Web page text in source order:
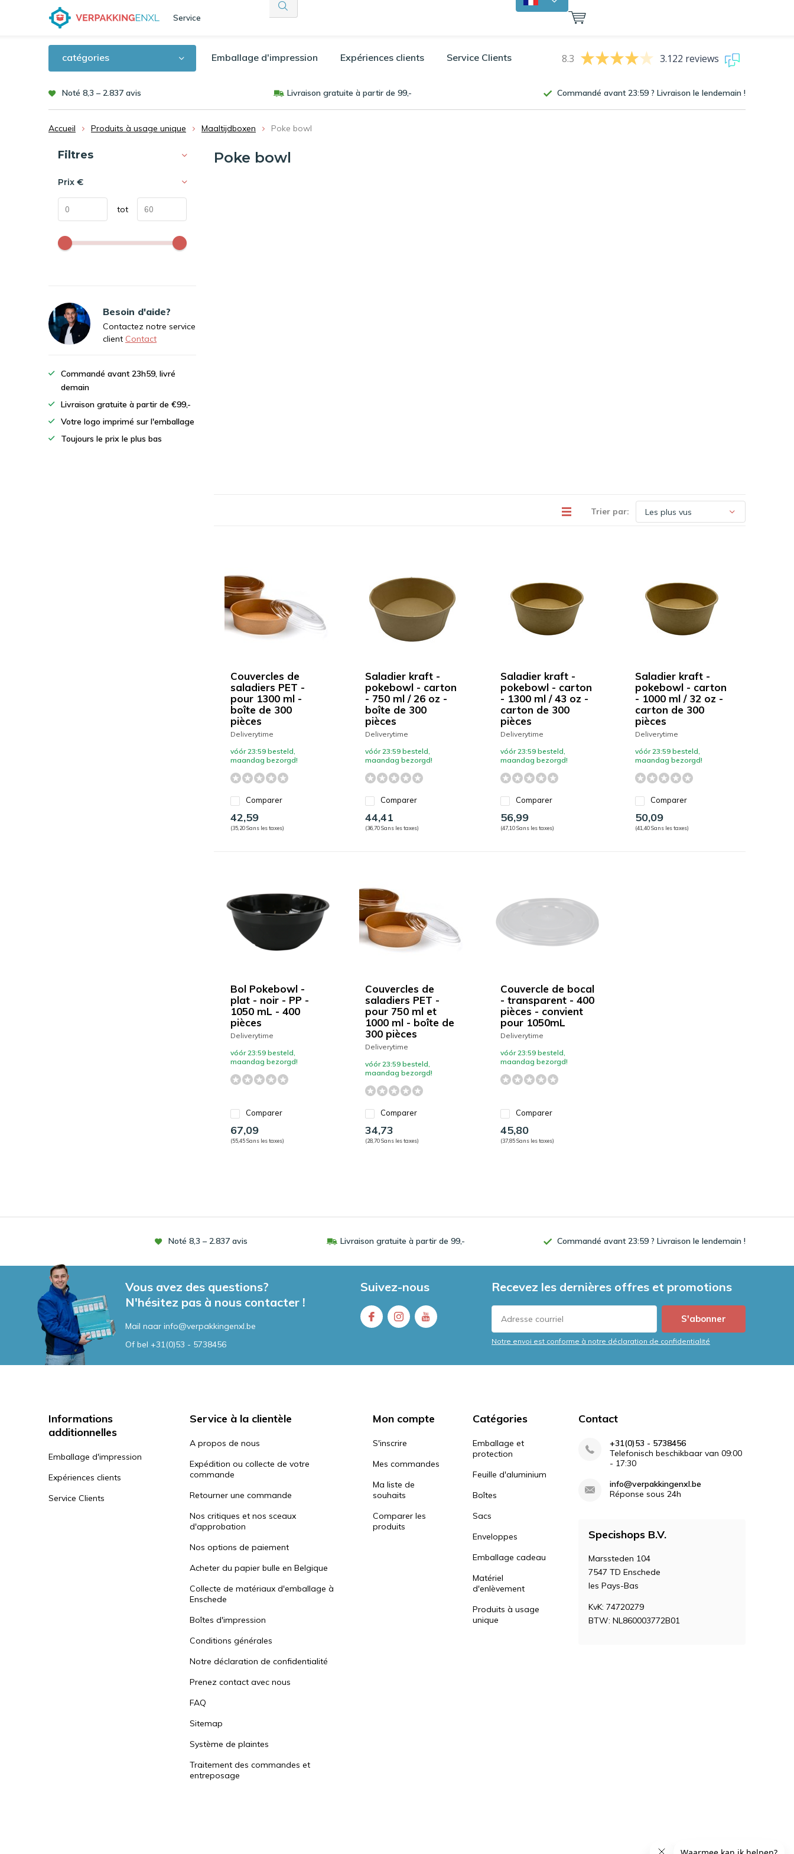
Service
catégories Emballage d'impression Expériences clients Service Clients 8.3 3.122 reviews
Noté 8,3 – 2.837 avis Livraison gratuite à partir de 99,- Commandé avant 23:59 ? Livraison le lendemain !
Accueil Produits à usage unique Maaltijdboxen Poke bowl
Poke bowl
Trier par:
Couvercles de
saladiers PET -
pour 1300 ml -
boîte de 300
pièces
Deliverytime
vóór 23:59 besteld,
maandag bezorgd!
Comparer
42,59
(35,20 Sans les taxes)
Saladier kraft -
pokebowl - carton
- 750 ml / 26 oz -
boîte de 300
pièces
Deliverytime
vóór 23:59 besteld,
maandag bezorgd!
Comparer
44,41
(36,70 Sans les taxes)
Saladier kraft -
pokebowl - carton
- 1300 ml / 43 oz -
carton de 300
pièces
Deliverytime
vóór 23:59 besteld,
maandag bezorgd!
Comparer
56,99
(47,10 Sans les taxes)
Saladier kraft -
pokebowl - carton
- 1000 ml / 32 oz -
carton de 300
pièces
Deliverytime
vóór 23:59 besteld,
maandag bezorgd!
Comparer
50,09
(41,40 Sans les taxes)
Bol Pokebowl -
plat - noir - PP -
1050 mL - 400
pièces
Deliverytime
vóór 23:59 besteld,
maandag bezorgd!
Comparer
67,09
(55,45 Sans les taxes)
Couvercles de
saladiers PET -
pour 750 ml et
1000 ml - boîte de
300 pièces
Deliverytime
vóór 23:59 besteld,
maandag bezorgd!
Comparer
34,73
(28,70 Sans les taxes)
Couvercle de bocal
- transparent - 400
pièces - convient
pour 1050mL
Deliverytime
vóór 23:59 besteld,
maandag bezorgd!
Comparer
45,80
(37,85 Sans les taxes)
Trier par:
Filtres
Prix €
tot
Besoin d'aide?
Contactez notre service
client Contact
Commandé avant 23h59, livré
demain
Livraison gratuite à partir de €99,-
Votre logo imprimé sur l'emballage
Toujours le prix le plus bas
Noté 8,3 – 2.837 avis Livraison gratuite à partir de 99,- Commandé avant 23:59 ? Livraison le lendemain !
Vous avez des questions?
N'hésitez pas à nous contacter !
Mail naar info@verpakkingenxl.be
Of bel +31(0)53 - 5738456
Suivez-nous Recevez les dernières offres et promotions
S'abonner
Notre envoi est conforme à notre déclaration de confidentialité
Informations
additionnelles
Emballage d'impression
Expériences clients
Service Clients
Service à la clientèle
A propos de nous
Expédition ou collecte de votre
commande
Retourner une commande
Nos critiques et nos sceaux
d'approbation
Nos options de paiement
Acheter du papier bulle en Belgique
Collecte de matériaux d'emballage à
Enschede
Boîtes d'impression
Conditions générales
Notre déclaration de confidentialité
Prenez contact avec nous
FAQ
Sitemap
Système de plaintes
Traitement des commandes et
entreposage
Mon compte
S'inscrire
Mes commandes
Ma liste de
souhaits
Comparer les
produits
Catégories
Emballage et
protection
Feuille d'aluminium
Boîtes
Sacs
Enveloppes
Emballage cadeau
Matériel
d'enlèvement
Produits à usage
unique
Contact
+31(0)53 - 5738456
Telefonisch beschikbaar van 09:00
- 17:30
info@verpakkingenxl.be
Réponse sous 24h
Specishops B.V.
Marssteden 104
7547 TD Enschede
les Pays-Bas
KvK: 74720279
BTW: NL860003772B01